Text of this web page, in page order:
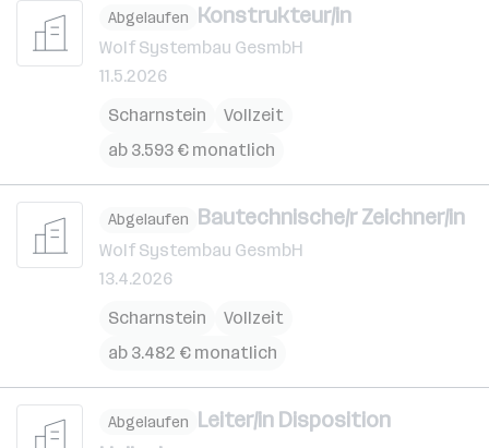
Abgelaufen Konstrukteur/in
Wolf Systembau GesmbH
11.5.2026
Scharnstein
Vollzeit
ab 3.593 € monatlich
Abgelaufen Bautechnische/r Zeichner/in
Wolf Systembau GesmbH
13.4.2026
Scharnstein
Vollzeit
ab 3.482 € monatlich
Abgelaufen Leiter/in Disposition